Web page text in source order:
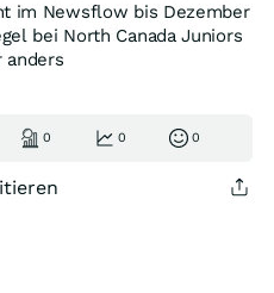
im Newsflow bis Dezember
bei North Canada Juniors
anders
0 0 0